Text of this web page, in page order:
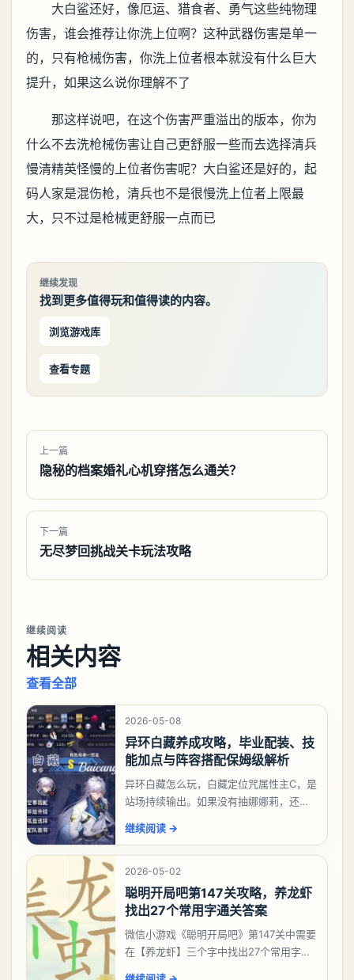
大白鲨还好，像厄运、猎食者、勇气这些纯物理
伤害，谁会推荐让你洗上位啊？这种武器伤害是单一
的，只有枪械伤害，你洗上位者根本就没有什么巨大
提升，如果这么说你理解不了
那这样说吧，在这个伤害严重溢出的版本，你为
什么不去洗枪械伤害让自己更舒服一些而去选择清兵
慢清精英怪慢的上位者伤害呢？大白鲨还是好的，起
码人家是混伤枪，清兵也不是很慢洗上位者上限最
大，只不过是枪械更舒服一点而已
继续发现
找到更多值得玩和值得读的内容。
浏览游戏库
查看专题
上一篇
隐秘的档案婚礼心机穿搭怎么通关？
下一篇
无尽梦回挑战关卡玩法攻略
继续阅读
相关内容
查看全部
2026-05-08
异环白藏养成攻略，毕业配装、技
能加点与阵容搭配保姆级解析
异环白藏怎么玩，白藏定位咒属性主C，是
站场持续输出。如果没有抽娜娜莉，还没
有娜娜莉缺另外一个二队C想打深渊也可以
考虑养个白藏
继续阅读 →
2026-05-02
聪明开局吧第147关攻略，养龙虾
找出27个常用字通关答案
微信小游戏《聪明开局吧》第147关中需要
在【养龙虾】三个字中找出27个常用字，